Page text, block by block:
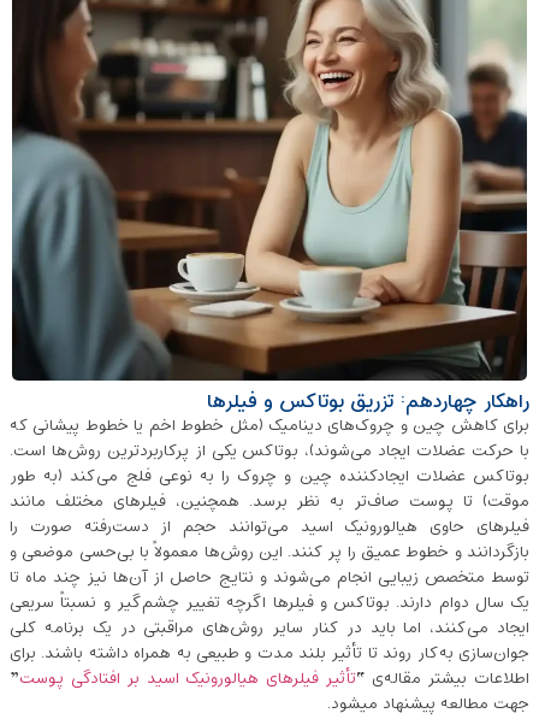
راهکار چهاردهم: تزریق بوتاکس و فیلرها
برای کاهش چین و چروک‌های دینامیک (مثل خطوط اخم یا خطوط پیشانی که
با حرکت عضلات ایجاد می‌شوند)، بوتاکس یکی از پرکاربردترین روش‌ها است.
بوتاکس عضلات ایجادکننده چین و چروک را به نوعی فلج می‌کند (به طور
موقت) تا پوست صاف‌تر به نظر برسد. همچنین، فیلرهای مختلف مانند
فیلرهای حاوی هیالورونیک اسید می‌توانند حجم از دست‌رفته‌ صورت را
بازگردانند و خطوط عمیق را پر کنند. این روش‌ها معمولاً با بی‌حسی موضعی و
توسط متخصص زیبایی انجام می‌شوند و نتایج حاصل از آن‌ها نیز چند ماه تا
یک سال دوام دارند. بوتاکس و فیلرها اگرچه تغییر چشم‌گیر و نسبتاً سریعی
ایجاد می‌کنند، اما باید در کنار سایر روش‌های مراقبتی در یک برنامه‌ کلی
جوان‌سازی به‌کار روند تا تأثیر بلند مدت و طبیعی به همراه داشته باشند. برای
اطلاعات بیشتر مقاله‌ی “تأثیر فیلرهای هیالورونیک اسید بر افتادگی پوست”
جهت مطالعه پیشنهاد میشود.